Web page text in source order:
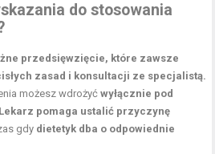
do stosowania
przedsięwzięcie, które zawsze
zasad i konsultacji ze specjalistą.
możesz wdrożyćwyłącznie pod
Lekarz pomaga ustalić przyczynę
gdy dietetyk dba o odpowiednie